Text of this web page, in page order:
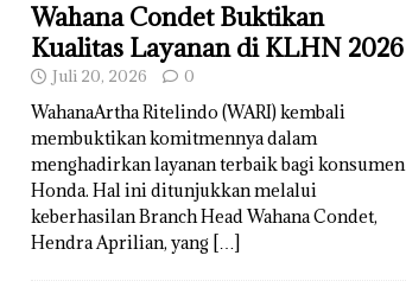
Wahana Condet Buktikan
Kualitas Layanan di KLHN 2026
Juli 20, 2026 0
WahanaArtha Ritelindo (WARI) kembali
membuktikan komitmennya dalam
menghadirkan layanan terbaik bagi konsumen
Honda. Hal ini ditunjukkan melalui
keberhasilan Branch Head Wahana Condet,
Hendra Aprilian, yang […]